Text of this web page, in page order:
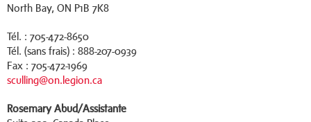
North Bay, ON P1B 7K8
Tél. : 705-472-8650
Tél. (sans frais) : 888-207-0939
Fax : 705-472-1969
sculling@on.legion.ca
Rosemary Abud/Assistante